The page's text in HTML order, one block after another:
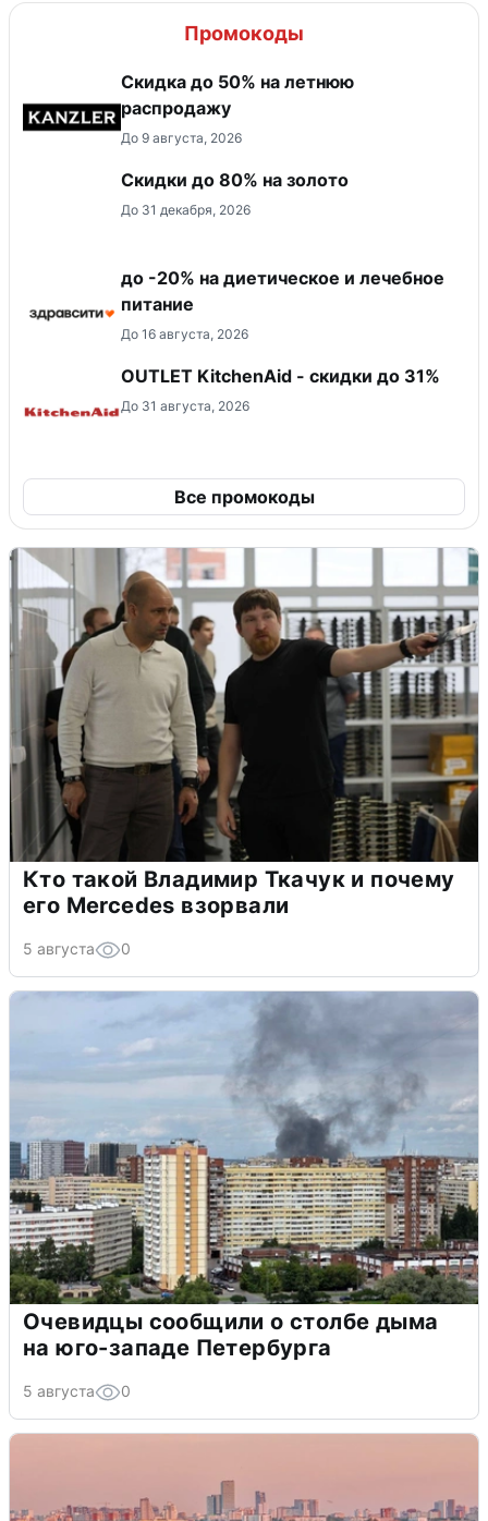
Промокоды
Скидка до 50% на летнюю
распродажу
До 9 августа, 2026
Скидки до 80% на золото
До 31 декабря, 2026
до -20% на диетическое и лечебное
питание
До 16 августа, 2026
OUTLET KitchenAid - скидки до 31%
До 31 августа, 2026
Все промокоды
Кто такой Владимир Ткачук и почему
его Mercedes взорвали
5 августа 0
Очевидцы сообщили о столбе дыма
на юго-западе Петербурга
5 августа 0